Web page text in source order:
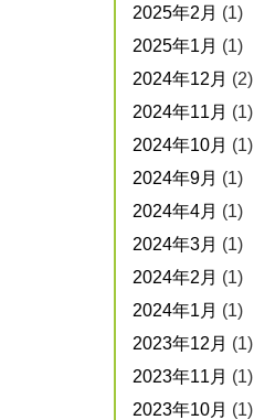
2025年2月 (1)
2025年1月 (1)
2024年12月 (2)
2024年11月 (1)
2024年10月 (1)
2024年9月 (1)
2024年4月 (1)
2024年3月 (1)
2024年2月 (1)
2024年1月 (1)
2023年12月 (1)
2023年11月 (1)
2023年10月 (1)